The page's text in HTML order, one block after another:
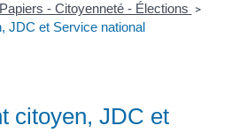
Papiers - Citoyenneté - Élections >
JDC et Service national
citoyen, JDC et